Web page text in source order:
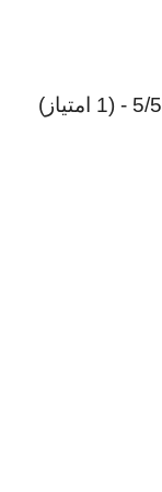
5/5 - (1 امتیاز)